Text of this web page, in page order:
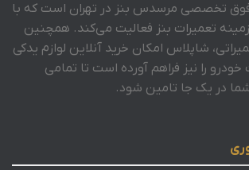
فوق تخصصی مرسدس بنز در تهران است که با
در زمینه تعمیرات بنز فعالیت می‌کند. همچنین
شاپلاس امکان خرید آنلاین لوازم یدکی
را نیز فراهم آورده است تا تمامی
در یک جا تامین شود.